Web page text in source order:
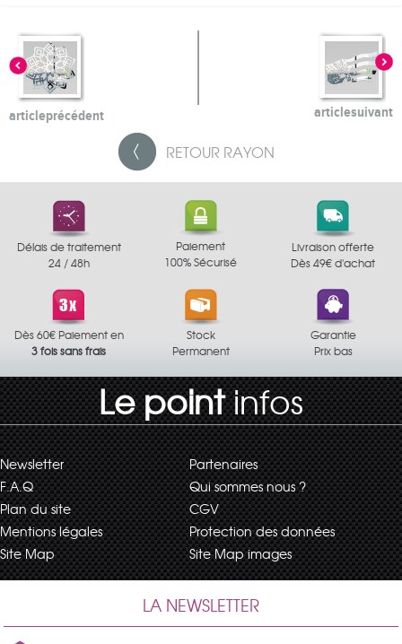
articleprécédent articlesuivant
RETOUR RAYON
Délais de traitement
24 / 48h
Paiement
100% Sécurisé
Livraison offerte
Dès 49€ d'achat
Dès 60€ Paiement en
3 fois sans frais
Stock
Permanent
Garantie
Prix bas
Le pointinfos
Newsletter
Partenaires
F.A.Q
Qui sommes nous ?
Plan du site
CGV
Mentions légales
Protection des données
Site Map
Site Map images
LA NEWSLETTER